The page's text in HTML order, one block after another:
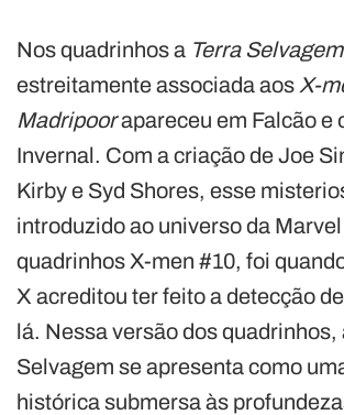
Nos quadrinhos a Terra Selvagem
estreitamente associada aos X-
Madripoorapareceu em Falcão e
Invernal. Com a criação de Joe
Kirby e Syd Shores, esse
introduzido ao universo da
quadrinhos X-men #10, foi
X acreditou ter feito a detecção
lá. Nessa versão dos quadrinhos,
Selvagem se apresenta como
histórica submersa às